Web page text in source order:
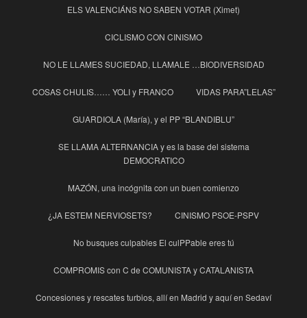
ELS VALENCIÁNS NO SABEN VOTAR (Ximet)
CICLISMO CON CINISMO
NO LE LLAMES SUCIEDAD, LLAMALE …BIODIVERSIDAD
COSAS CHULIS…… YOLI y FRANCO VIDAS PARA”LELAS”
GUARDIOLA (María), y el PP “BLANDIBLU”
SE LLAMA ALTERNANCIA y es la base del sistema
DEMOCRATICO
MAZÓN, una incógnita con un buen comienzo
¿JA ESTEM NERVIOSETS? CINISMO PSOE-PSPV
No busques culpables El culPPable eres tú
COMPROMIS con C de COMUNISTA y CATALANISTA
Concesiones y rescates turbios, allí en Madrid y aquí en Sedaví